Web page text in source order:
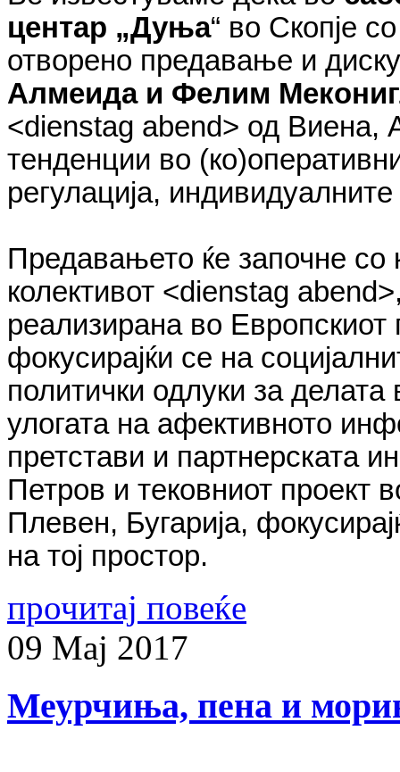
центар „Дуња“ во Скопје
отворено предавање и
Алмеида и Фелим
<dienstag abend> од Виена,
тенденции во
регулација,
Предавањето ќе започне со
колективот <dienstag
реализирана во
фокусирајќи се на
политички одлуки за
улогата на афективното
претстави и партнерската
Петров и тековниот проект
Плевен, Бугарија,
на тој простор.
прочитај повеќе
09 Мај 2017
Меурчиња, пена и